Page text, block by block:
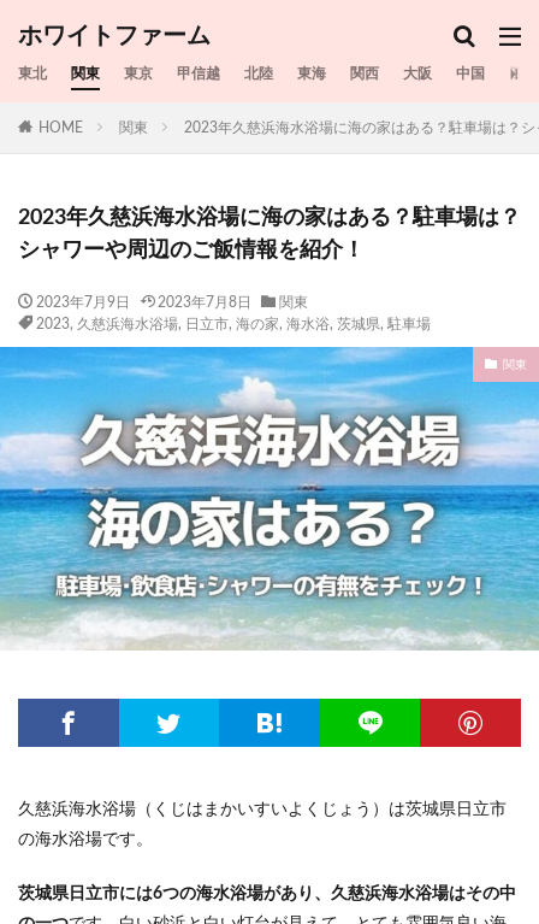
ホワイトファーム
東北 関東 東京 甲信越 北陸 東海 関西 大阪 中国 四国
HOME 関東 2023年久慈浜海水浴場に海の家はある？駐車場は？
2023年久慈浜海水浴場に海の家はある？駐車場は？
シャワーや周辺のご飯情報を紹介！
2023年7月9日 2023年7月8日
関東
2023, 久慈浜海水浴場, 日立市, 海の家, 海水浴​​, 茨城県, 駐車場
関東
久慈浜海水浴場（くじはまかいすいよくじょう）は茨城県日立市
の海水浴場です。
茨城県日立市には6つの海水浴場があり、久慈浜海水浴場はその中